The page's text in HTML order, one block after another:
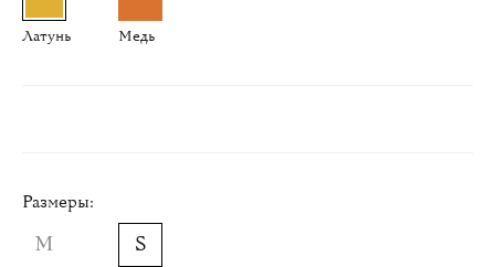
Латунь Медь
Размеры: